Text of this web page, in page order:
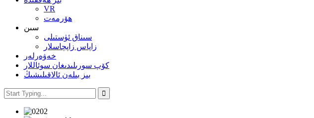
VR
ھۆرمەت
سىن
سىناق ئۈستىلى
زاپاس زاپچاسلار
خەۋەرلەر
كۆپ سورىلىدىغان سوئاللار
بىز بىلەن ئالاقىلىشىڭ